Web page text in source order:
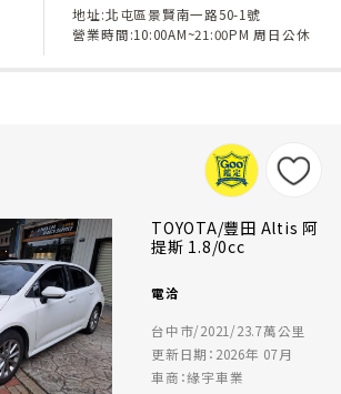
地址:北屯區景賢南一路50-1號
營業時間:10:00AM~21:00PM 周日公休
TOYOTA/豐田 Altis 阿
提斯 1.8/0cc
電洽
台中市/2021/23.7萬公里
更新日期：2026年 07月
車商：緣宇車業